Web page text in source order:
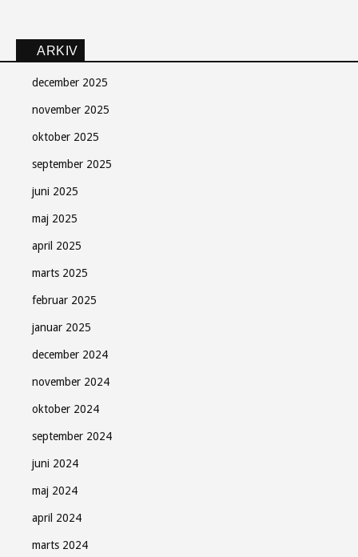
ARKIV
december 2025
november 2025
oktober 2025
september 2025
juni 2025
maj 2025
april 2025
marts 2025
februar 2025
januar 2025
december 2024
november 2024
oktober 2024
september 2024
juni 2024
maj 2024
april 2024
marts 2024